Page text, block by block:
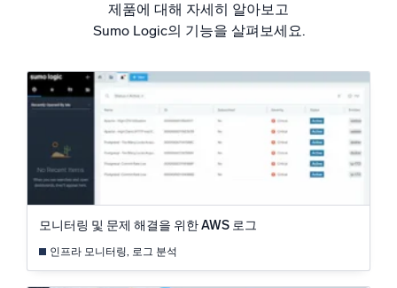
신뢰할 수 있고 인증된
제품에 대해 자세히 알아보고
Sumo Logic의 기능을 살펴보세요.
모니터링 및 문제 해결을 위한 AWS 로그
인프라 모니터링, 로그 분석